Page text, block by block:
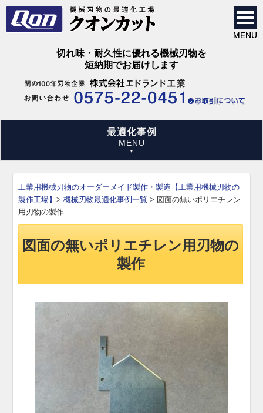
切れ味・耐久性に優れる機械刃物を
短納期でお届けします
最適化事例
工業用機械刃物のオーダーメイド製作・製造【工業用機械刃物の
製作工場】>機械刃物最適化事例一覧 > 図面の無いポリエチレン
用刃物の製作
図面の無いポリエチレン用刃物の
製作